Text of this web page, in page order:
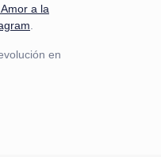
Amor a la
.
en